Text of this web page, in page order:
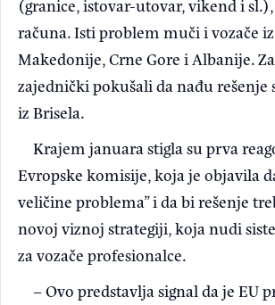
(granice, istovar-utovar, vikend i sl.),
računa. Isti problem muči i vozače
Makedonije, Crne Gore i Albanije.
zajednički pokušali da nađu
iz Brisela.
Krajem januara stigla su prva
Evropske komisije, koja je objavila
veličine problema” i da bi rešenje
novoj viznoj strategiji, koja nudi
za vozače profesionalce.
– Ovo predstavlja signal da je EU